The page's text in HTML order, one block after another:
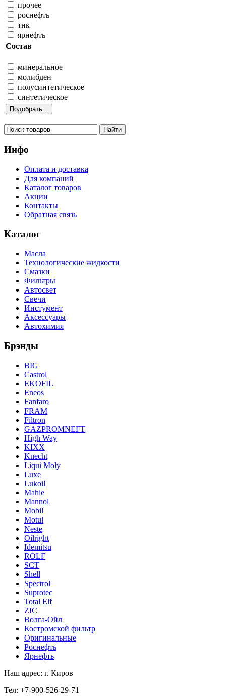
прочее
роснефть
тнк
ярнефть
Состав
минеральное
молибден
полусинтетическое
синтетическое
Инфо
Оплата и доставка
Для компаний
Каталог товаров
Акции
Контакты
Обратная связь
Каталог
Масла
Технологические жидкости
Смазки
Фильтры
Автосвет
Свечи
Инстумент
Аксессуары
Автохимия
Брэнды
BIG
Castrol
EKOFIL
Eneos
Fanfaro
FRAM
Filtron
GAZPROMNEFT
High Way
KIXX
Knecht
Liqui Moly
Luxe
Lukoil
Mahle
Mannol
Mobil
Motul
Neste
Oilright
Idemitsu
ROLF
SCT
Shell
Spectrol
Suprotec
Total Elf
ZIC
Волга-Ойл
Костромской фильтр
Оригинальные
Роснефть
Ярнефть
Наш адрес: г. Киров
Тел: +7-900-526-29-71